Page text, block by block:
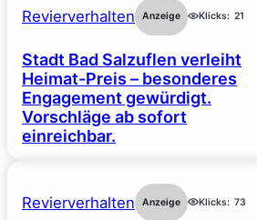
Revierverhalten Anzeige Klicks: 21
Stadt Bad Salzuflen verleiht
Heimat-Preis – besonderes
Engagement gewürdigt.
Vorschläge ab sofort
einreichbar.
Revierverhalten Anzeige Klicks: 73